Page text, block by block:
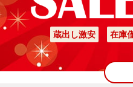
蔵出し激安 在庫